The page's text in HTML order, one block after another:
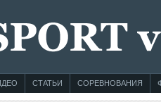
СТАТЬИ СОРЕВНОВАНИЯ